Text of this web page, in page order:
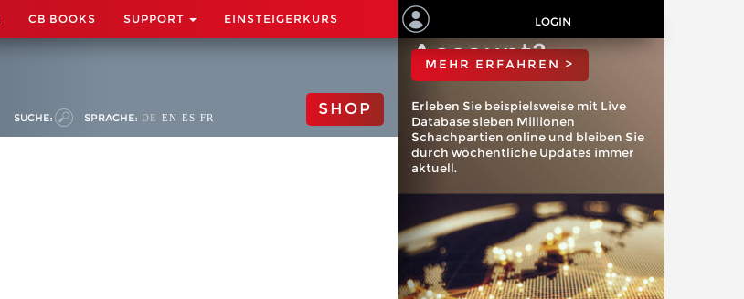
CB BOOKS SUPPORT EINSTEIGERKURS LOGIN
SUCHE: SPRACHE: DE EN ES FR SHOP
ChessBase
Account?
MEHR ERFAHREN >
Erleben Sie beispielsweise mit Live
Database sieben Millionen
Schachpartien online und bleiben Sie
durch wöchentliche Updates immer
aktuell.